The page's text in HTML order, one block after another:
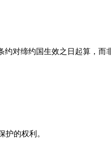
缔约国生效之日起算，而
的权利。